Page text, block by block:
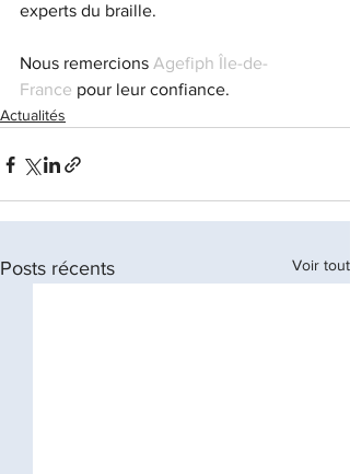
experts du braille.
Nous remercions Agefiph Île-de-
France pour leur confiance.
Actualités
Posts récents Voir tout